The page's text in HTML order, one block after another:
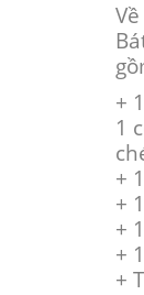
+
1
+
+
+
+
+